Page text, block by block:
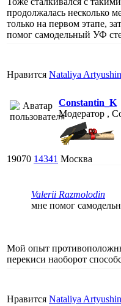
продолжалась несколько
только на первом этапе,
помог самодельный УФ
Нравится Nataliya
Constantin_K
Модератор ,
19070 14341 Москва
Valerii Razmolodin
мне помог
Мой опыт
перекиси наоборот
Нравится Nataliya